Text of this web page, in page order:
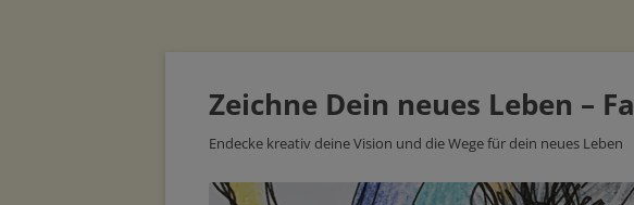
Zeichne Dein neues Leben –
Endecke kreativ deine Vision und die Wege für dein neues Leben